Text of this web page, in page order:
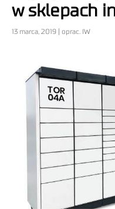
w sklepach
13 marca, 2019 | oprac. IW